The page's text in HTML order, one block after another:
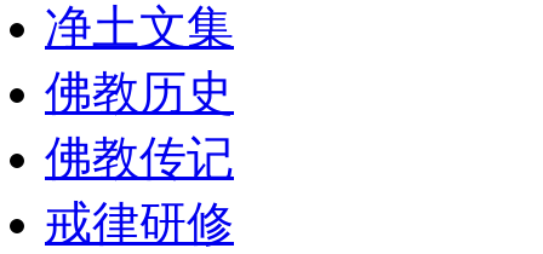
净土文集
佛教历史
佛教传记
戒律研修